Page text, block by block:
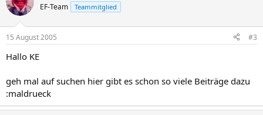
EF-Team Teammitglied
15 August 2005 #3
Hallo KE
geh mal auf suchen hier gibt es schon so viele Beiträge dazu
:maldrueck